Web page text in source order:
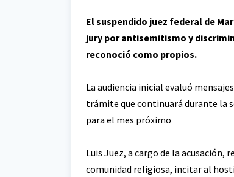
El suspendido juez federal de
jury por antisemitismo y
reconoció como propios.
La audiencia inicial evaluó
trámite que continuará durante la
para el mes próximo
Luis Juez, a cargo de la
comunidad religiosa, incitar al